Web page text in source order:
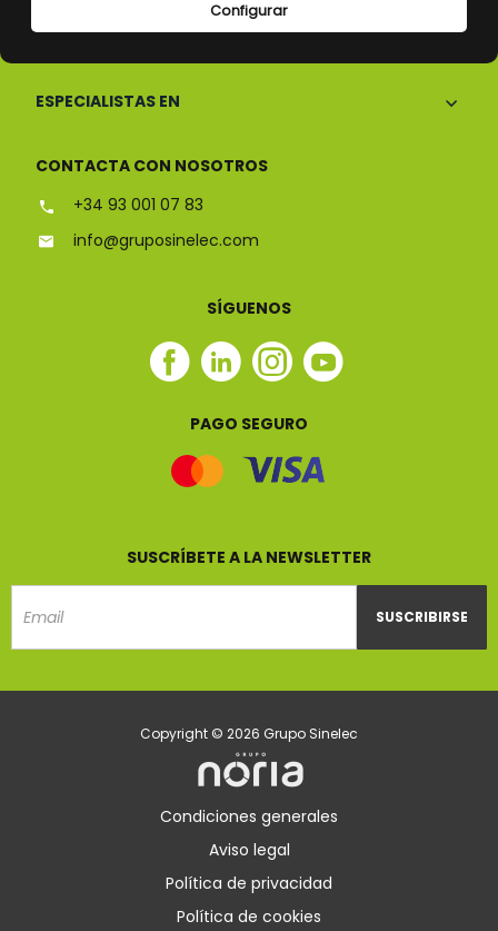
Configurar
CONÓCENOS
ESPECIALISTAS EN
CONTACTA CON NOSOTROS
+34 93 001 07 83
info@gruposinelec.com
SÍGUENOS
Facebook
Linkedin
Instagram
Youtube
PAGO SEGURO
SUSCRÍBETE A LA NEWSLETTER
SUSCRIBIRSE
Copyright © 2026 Grupo Sinelec
Condiciones generales
Aviso legal
Política de privacidad
Política de cookies